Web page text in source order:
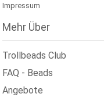
Impressum
Mehr Über
Trollbeads Club
FAQ - Beads
Angebote